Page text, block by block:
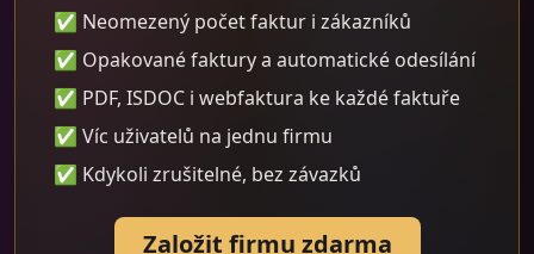
✅ Neomezený počet faktur i zákazníků
✅ Opakované faktury a automatické odesílání
✅ PDF, ISDOC i webfaktura ke každé faktuře
✅ Víc uživatelů na jednu firmu
✅ Kdykoli zrušitelné, bez závazků
Založit firmu zdarma